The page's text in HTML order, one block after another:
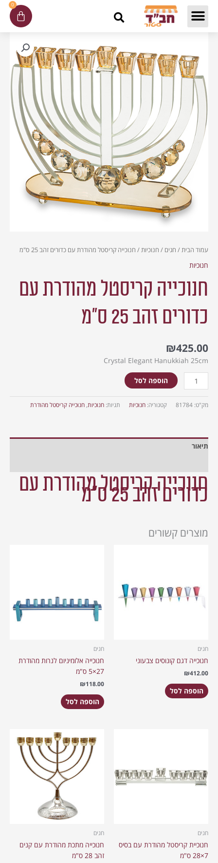
דילוג
0
עגלת
קניות
עמוד הבית/ חגים / חנוכיות/ חנוכייה קריסטל מהודרת עם כדורים זהב 25 ס"מ
חנוכיות
חנוכייה קריסטל מהודרת עם
כדורים זהב 25 ס"מ
₪425.00
Crystal Elegant Hanukkiah 25cm
חנוכייה
קריסטל
מהודרת
עם
כדורים
25
ס"מ
הוספה לסל
מק"ט: 81784 קטגוריה: חנוכיות תגיות: חנוכיות, חנוכייה קריסטל מהודרת
תיאור
חנוכייה קריסטלמהודרת עם כדורים זהב 25 ס"מ
מוצרים קשורים
חגים
חנוכייה דגם קונוסים צבעוני
₪412.00
הוספה לסל
חגים
חנוכייה אלומיניום לנרות מהודרת
27×5 ס"מ
₪118.00
הוספה לסל
חגים
חנוכיית קריסטל מהודרת עם בסיס
7×28 ס"מ
חגים
חנוכייה מתכת מהודרת עם קנים
זהב 28 ס"מ